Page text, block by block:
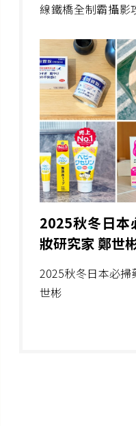
線鐵橋全制霸攝影
2025秋冬日
妝研究家 鄭世
2025秋冬日本必
世彬